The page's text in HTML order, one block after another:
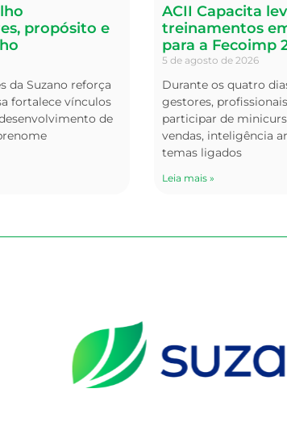
propósito e
da Suzano reforça
fortalece vínculos
de
ACII Capacita
treinamentos
para a Fecoimp
5 de agosto de 2026
Durante os quatro
gestores,
participar de
vendas, inteligência
temas ligados
Leia mais »